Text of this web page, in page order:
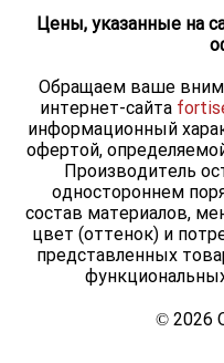
© 2026
Цены, указанные на
Обращаем ваше
интернет-сайта
информационный
офертой,
Производитель
одностороннем
состав материалов,
цвет (оттенок) и
представленных